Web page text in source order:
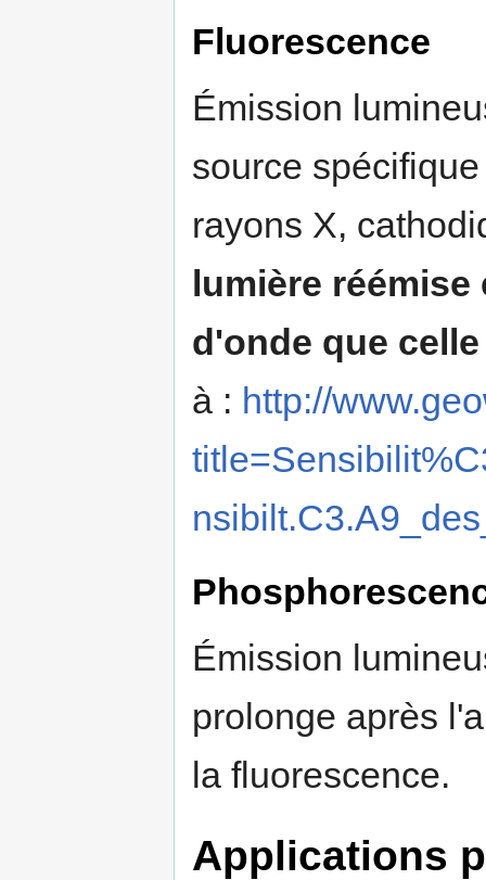
Fluorescence
Émission
source
rayons X,
lumière
d'onde que
à : http://
Émission
prolonge après
la fluorescence.
Applications